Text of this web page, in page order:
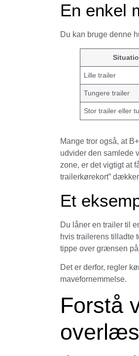
En enkel
Du kan bruge denne
Lille trailer
Tungere trailer
Stor trailer eller
Mange tror også, at
udvider den samlede
zone, er det vigtigt at
trailerkørekort”
Et
Du låner en trailer til
hvis trailerens tilladte
tippe over grænsen
Det er derfor, regler
mavefornemmelse.
Forstå